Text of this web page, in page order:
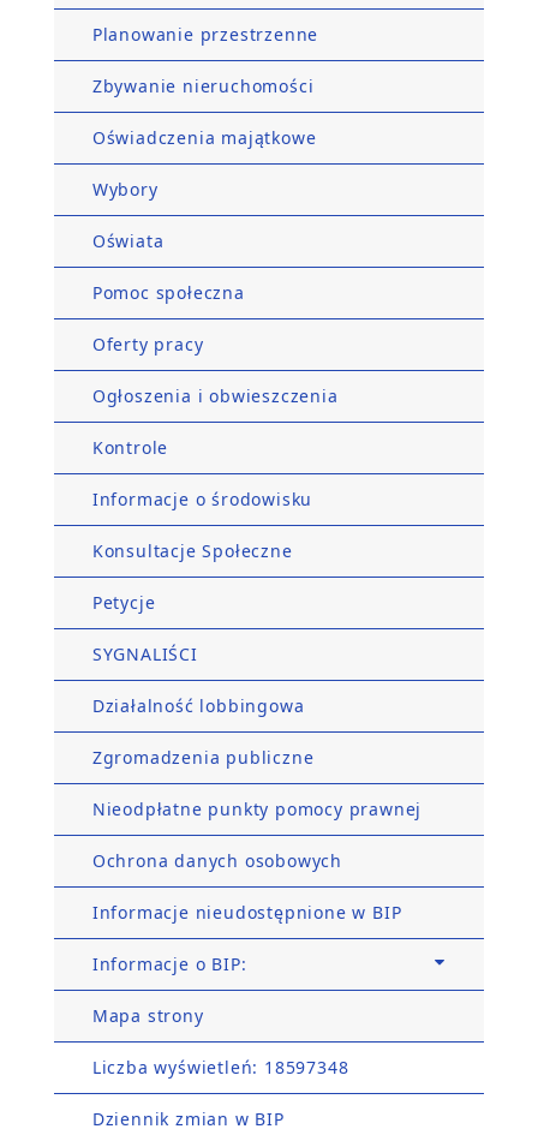
Planowanie przestrzenne
Zbywanie nieruchomości
Oświadczenia majątkowe
Wybory
Oświata
Pomoc społeczna
Oferty pracy
Ogłoszenia i obwieszczenia
Kontrole
Informacje o środowisku
Konsultacje Społeczne
Petycje
SYGNALIŚCI
Działalność lobbingowa
Zgromadzenia publiczne
Nieodpłatne punkty pomocy prawnej
Ochrona danych osobowych
Informacje nieudostępnione w BIP
Informacje o BIP:
Mapa strony
Liczba wyświetleń: 18597348
Dziennik zmian w BIP